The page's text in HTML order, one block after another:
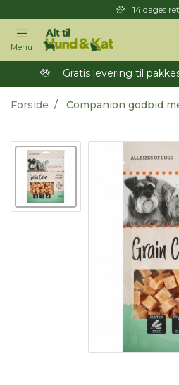
14 dages
Menu
Gratis levering til
Forside Companion godbid